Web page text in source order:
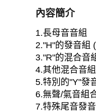
內容簡介
1.長母音音組
2."H"的發音組
3."R"的混合音
4.其他混合音
5.特別的"Y"發
6.無聲/氣音組
7.特殊尾音發音